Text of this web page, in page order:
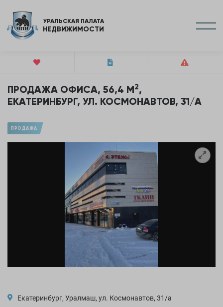
УРАЛЬСКАЯ ПАЛАТА
НЕДВИЖИМОСТИ
ПРОДАЖА ОФИСА, 56,4 М2,
ЕКАТЕРИНБУРГ, УЛ. КОСМОНАВТОВ, 31/А
ПРОДАЖА
Екатеринбург, Уралмаш, ул. Космонавтов, 31/а